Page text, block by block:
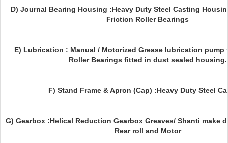
D) Journal Bearing Housing :Heavy Duty Steel Casting
Friction Roller Bearings
E) Lubrication : Manual / Motorized Grease lubrication
Roller Bearings fitted in dust sealed housing.
F) Stand Frame & Apron (Cap) :Heavy Duty Steel
G) Gearbox :Helical Reduction Gearbox Greaves/ Shanti make
Rear roll and Motor